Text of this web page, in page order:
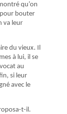
qu’on
pour bouter
va leur
du vieux. Il
à lui, il se
au
si leur
avec le
t-il.